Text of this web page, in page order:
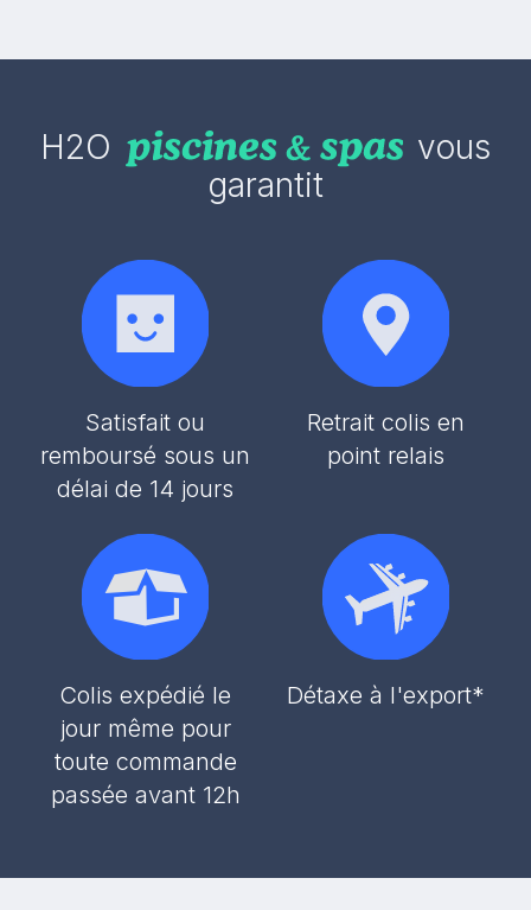
H2O
vous
garantit
Satisfait ou
remboursé sous un
délai de 14 jours
Retrait colis en
point relais
Colis expédié le
jour même pour
toute commande
passée avant 12h
Détaxe à l'export*